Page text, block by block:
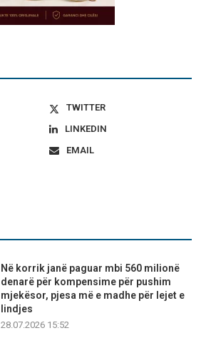
TWITTER
LINKEDIN
EMAIL
Në korrik janë paguar mbi 560 milionë
denarë për kompensime për pushim
mjekësor, pjesa më e madhe për lejet e
lindjes
28.07.2026 15:52